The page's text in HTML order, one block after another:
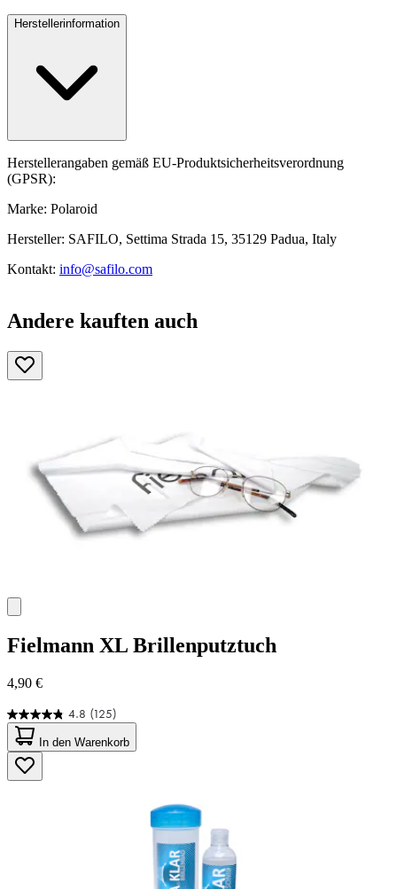
Herstellerinformation
Herstellerangaben gemäß EU-Produktsicherheitsverordnung
(GPSR):
Marke: Polaroid
Hersteller: SAFILO, Settima Strada 15, 35129 Padua, Italy
Kontakt: info@safilo.com
Andere kauften auch
Fielmann XL Brillenputztuch
4,90 €
4.8 (125)
4.8
von
5
Sternen.
125
In den Warenkorb